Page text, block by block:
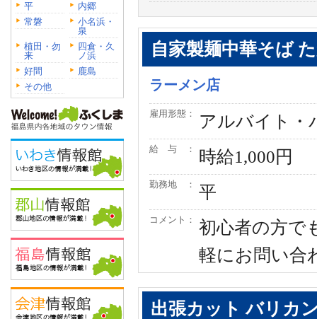
平
内郷
常磐
小名浜・
泉
植田・勿
来
四倉・久
ノ浜
好間
鹿島
その他
自家製麺中華そば
ラーメン店
雇用形態： アルバイト・
給 与 ： 時給1,000円
勤務地 ： 平
コメント：
初心者の方で
軽にお問い合
出張カット バリカ